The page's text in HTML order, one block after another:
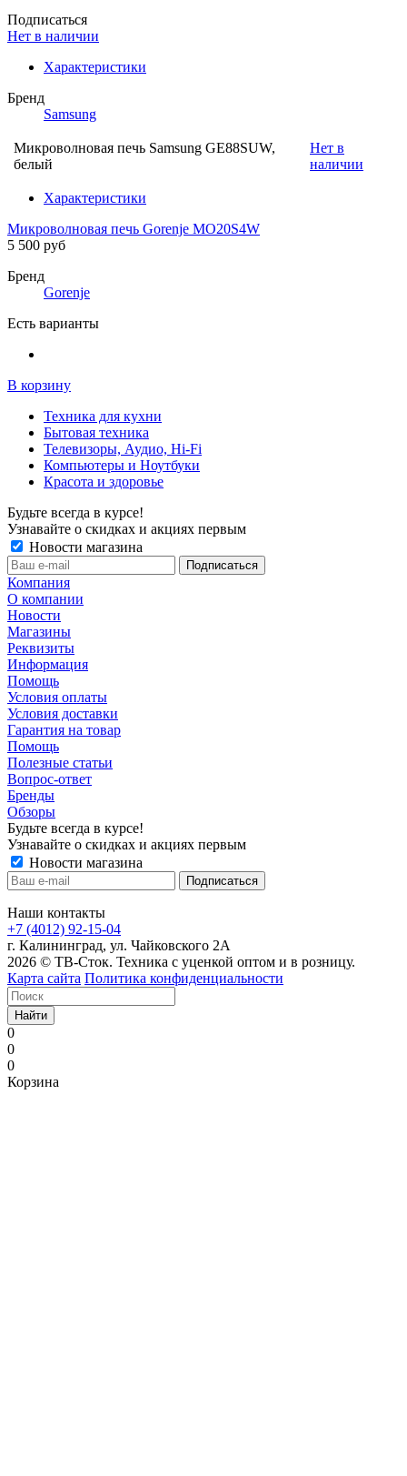
Подписаться
Нет в наличии
Характеристики
Бренд
Samsung
Микроволновая печь Samsung GE88SUW,
белый
Нет в
наличии
Характеристики
Микроволновая печь Gorenje MO20S4W
5 500 руб
Бренд
Gorenje
Есть варианты
В корзину
Техника для кухни
Бытовая техника
Телевизоры, Аудио, Hi-Fi
Компьютеры и Ноутбуки
Красота и здоровье
Будьте всегда в курсе!
Узнавайте о скидках и акциях первым
Новости магазина
Компания
О компании
Новости
Магазины
Реквизиты
Информация
Помощь
Условия оплаты
Условия доставки
Гарантия на товар
Помощь
Полезные статьи
Вопрос-ответ
Бренды
Обзоры
Будьте всегда в курсе!
Узнавайте о скидках и акциях первым
Новости магазина
Наши контакты
+7 (4012) 92-15-04
г. Калининград, ул. Чайковского 2А
2026 © ТВ-Сток. Техника с уценкой оптом и в розницу.
Карта сайта Политика конфиденциальности
Найти
0
0
0
Корзина